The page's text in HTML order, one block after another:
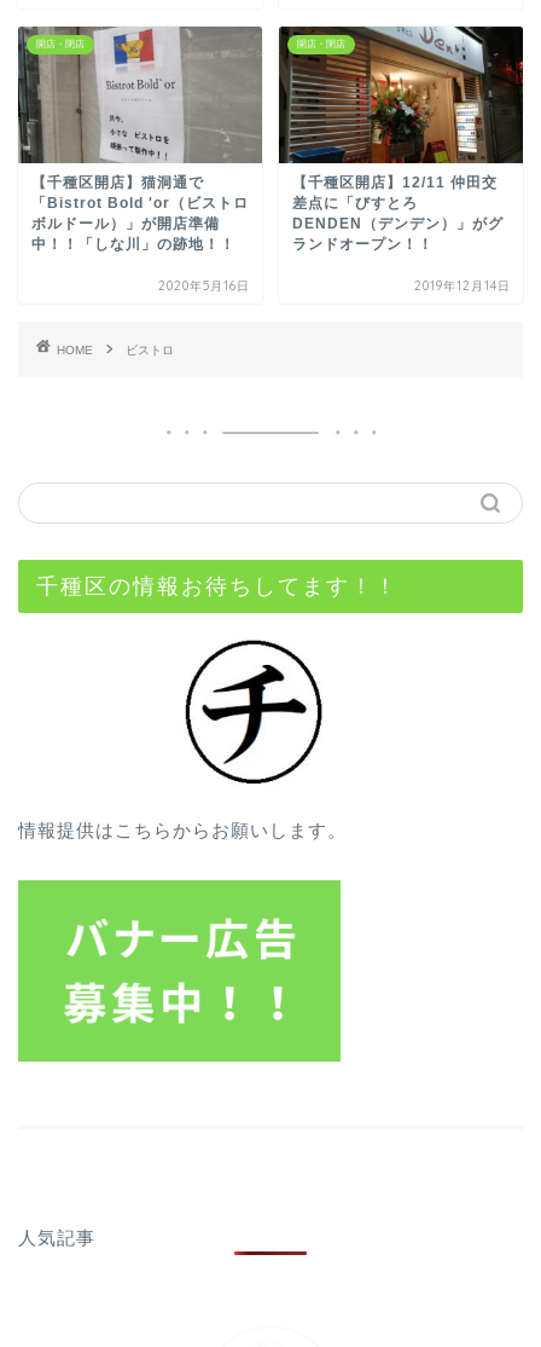
開店・閉店
【千種区開店】猫洞通で
「Bistrot Bold 'or（ビストロ
ボルドール）」が開店準備
中！！「しな川」の跡地！！
2020年5月16日
開店・閉店
【千種区開店】12/11 仲田交
差点に「びすとろ
DENDEN（デンデン）」がグ
ランドオープン！！
2019年12月14日
HOME ビストロ
千種区の情報お待ちしてます！！
情報提供はこちらからお願いします。
人気記事